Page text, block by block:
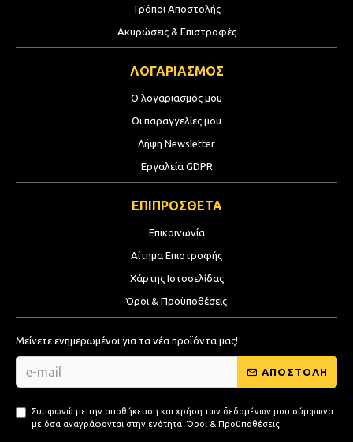
Τρόποι Αποστολής
Ακυρώσεις & Επιστροφές
ΛΟΓΑΡΙΑΣΜΟΣ
Ο λογαριασμός μου
Οι παραγγελίες μου
Λήψη Newsletter
Εργαλεία GDPR
ΕΠΙΠΡΟΣΘΕΤΑ
Επικοινωνία
Αίτημα Επιστροφής
Χάρτης Ιστοσελίδας
Όροι & Προϋποθέσεις
Μείνετε ενημερωμένοι για τα νέα προϊόντα μας!
ΑΠΟΣΤΟΛΗ
Συμφωνώ με την αποθήκευση και χρήση των δεδομένων μου σύμφωνα
με όσα αναγράφονται στην ενότητα Όροι & Προϋποθέσεις